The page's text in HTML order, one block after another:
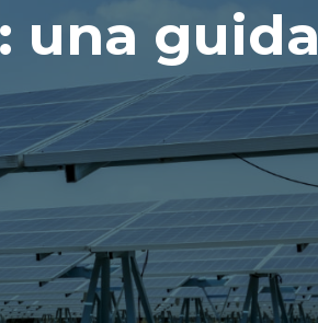
una guida